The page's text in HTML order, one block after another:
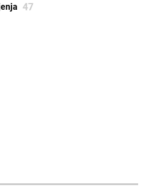
47